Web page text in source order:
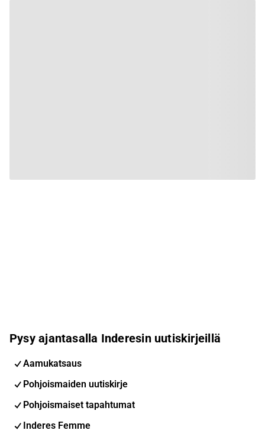
Pysy ajantasalla Inderesin uutiskirjeillä
Aamukatsaus
Pohjoismaiden uutiskirje
Pohjoismaiset tapahtumat
Inderes Femme